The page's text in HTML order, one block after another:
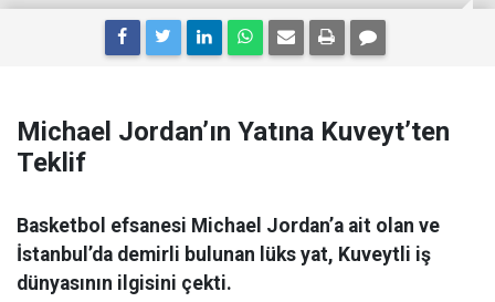
Michael Jordan’ın Yatına Kuveyt’ten
Teklif
Basketbol efsanesi Michael Jordan’a ait olan ve
İstanbul’da demirli bulunan lüks yat, Kuveytli iş
dünyasının ilgisini çekti.